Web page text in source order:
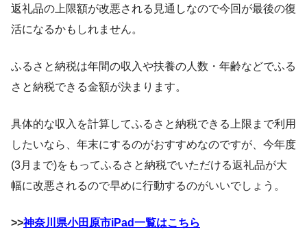
返礼品の上限額が改悪される見通しなので今回が最後の復
活になるかもしれません。
ふるさと納税は年間の収入や扶養の人数・年齢などでふる
さと納税できる金額が決まります。
具体的な収入を計算してふるさと納税できる上限まで利用
したいなら、年末にするのがおすすめなのですが、今年度
(3月まで)をもってふるさと納税でいただける返礼品が大
幅に改悪されるので早めに行動するのがいいでしょう。
>>神奈川県小田原市iPad一覧はこちら